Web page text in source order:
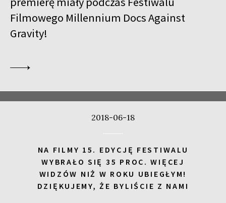
Filmowego Millennium Docs Against
Gravity!
2018-06-18
NA FILMY 15. EDYCJĘ FESTIWALU
WYBRAŁO SIĘ 35 PROC. WIĘCEJ
WIDZÓW NIŻ W ROKU UBIEGŁYM!
DZIĘKUJEMY, ŻE BYLIŚCIE Z NAMI